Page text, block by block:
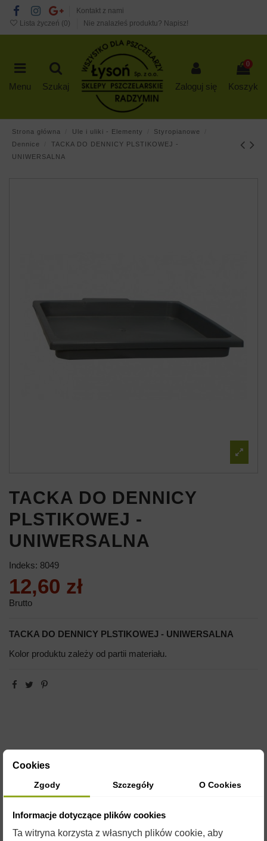
Kontakt z nami
Lista życzeń (0) Nie znalazłeś produktu? Napisz!
Menu Szukaj Zaloguj się
0
Koszyk
Strona główna Ule i uliki - Elementy
Styropianowe
Dennice
TACKA DO DENNICY PLSTIKOWEJ -
UNIWERSALNA
TACKA DO DENNICY
PLSTIKOWEJ -
UNIWERSALNA
Indeks: 8049
12,60 zł
Brutto
TACKA DO DENNICY PLSTIKOWEJ - UNIWERSALNA
Kolor produktu zależy od partii materiału.
OPIS
TACKA DO DENNICY PLSTIKOWEJ - UNIWERSALNA
Cookies
Zgody Szczegóły O Cookies
Informacje dotyczące plików cookies
Ta witryna korzysta z własnych plików cookie, aby